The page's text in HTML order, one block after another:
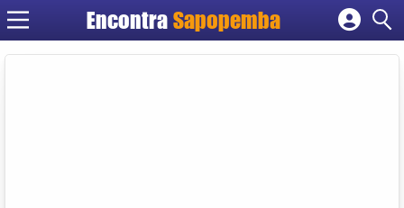
Encontra Sapopemba
Cadastrar empresa